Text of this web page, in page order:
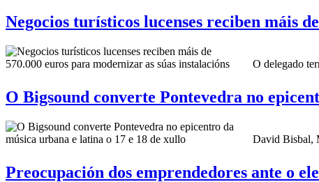
Negocios turísticos lucenses reciben máis
O delegado
O Bigsound converte Pontevedra no
David Bisbal,
Preocupación dos emprendedores ante o